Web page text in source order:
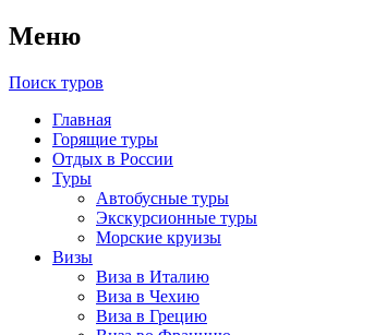
Меню
Поиск туров
Главная
Горящие туры
Отдых в России
Туры
Автобусные туры
Экскурсионные туры
Морские круизы
Визы
Виза в Италию
Виза в Чехию
Виза в Грецию